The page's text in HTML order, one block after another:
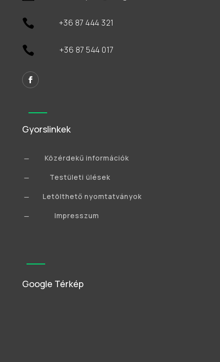
 +36 87 444 321
 +36 87 544 017
Gyorslinkek
K Közérdekű információk
K Testületi ülések
K Letölthető nyomtatványok
K Impresszum
Google Térkép